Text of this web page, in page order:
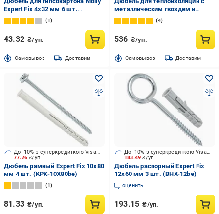
Expert Fix 4x32 мм 6 шт.
(BMOL4X25be)
1
43.32 ₴/уп.
Cамовывоз Доставим
металлическим гвоздем и
термоголовкой BauGut 10x240
мм 50 шт.
4
536 ₴/уп.
Cамовывоз Доставим
77.26₴/уп.
До -10% з суперкредиткою Visa Вигода
Дюбель рамный Expert Fix 10x80
мм 4 шт. (KPK-10X80be)
1
81.33 ₴/уп.
183.49₴/уп.
До -10% з суперкредиткою Visa Вигода
Дюбель распорный Expert Fix
12x60 мм 3 шт. (BHX-12be)
оценить
193.15 ₴/уп.